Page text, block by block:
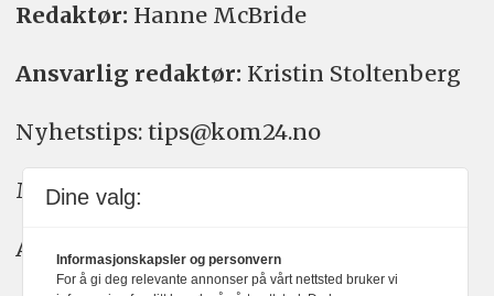
Redaktør: Hanne McBride
Ansvarlig redaktør: Kristin Stoltenberg
Nyhetstips: tips@kom24.no
Meninger: meninger@kom24.no
Annonse: annonse@watchmedia.no
Dine valg:
Informasjonskapsler og personvern
For å gi deg relevante annonser på vårt nettsted bruker vi